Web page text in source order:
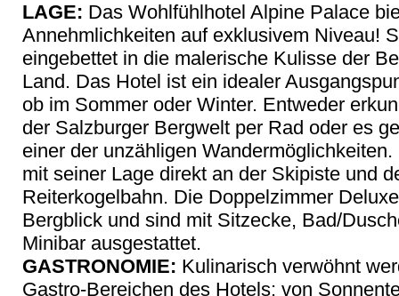
LAGE: Das Wohlfühlhotel Alpine Palace
Annehmlichkeiten auf exklusivem Niveau!
eingebettet in die malerische Kulisse der
Land. Das Hotel ist ein idealer
ob im Sommer oder Winter. Entweder
der Salzburger Bergwelt per Rad oder es
einer der unzähligen
mit seiner Lage direkt an der Skipiste und
Reiterkogelbahn. Die Doppelzimmer
Bergblick und sind mit Sitzecke, Bad/
Minibar ausgestattet.
GASTRONOMIE: Kulinarisch verwöhnt
Gastro-Bereichen des Hotels: von